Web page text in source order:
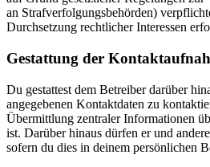
an Strafverfolgungsbehörden)
Durchsetzung rechtlicher Interessen
Gestattung der
Du gestattest dem Betreiber darüber
angegebenen Kontaktdaten zu
Übermittlung zentraler Informationen
ist. Darüber hinaus dürfen er und
sofern du dies in deinem persönlichen